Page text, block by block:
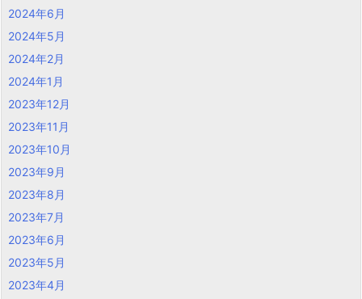
2024年6月
2024年5月
2024年2月
2024年1月
2023年12月
2023年11月
2023年10月
2023年9月
2023年8月
2023年7月
2023年6月
2023年5月
2023年4月